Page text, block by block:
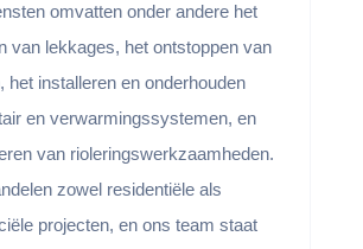
omvatten onder andere het
van lekkages, het ontstoppen van
het installeren en onderhouden
en verwarmingssystemen, en
van rioleringswerkzaamheden.
zowel residentiële als
projecten, en ons team staat